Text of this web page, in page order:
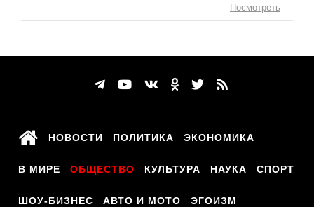
Посмотреть
НОВОСТИ ПОЛИТИКА ЭКОНОМИКА
В МИРЕ ОБЩЕСТВО КУЛЬТУРА НАУКА СПОРТ
ШОУ-БИЗНЕС АВТО И МОТО ЭГОИЗМ